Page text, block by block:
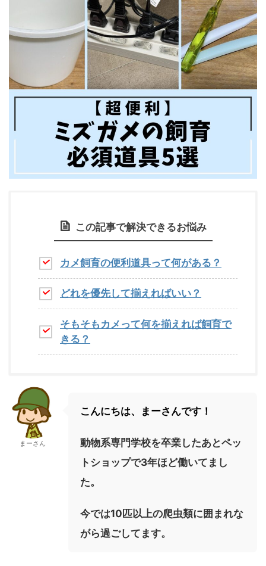
この記事で解決できるお悩み
カメ飼育の便利道具って何がある？
どれを優先して揃えればいい？
そもそもカメって何を揃えれば飼育で
きる？
まーさん
こんにちは、まーさんです！
動物系専門学校を卒業したあとペッ
トショップで3年ほど働いてまし
た。
今では10匹以上の爬虫類に囲まれな
がら過ごしてます。